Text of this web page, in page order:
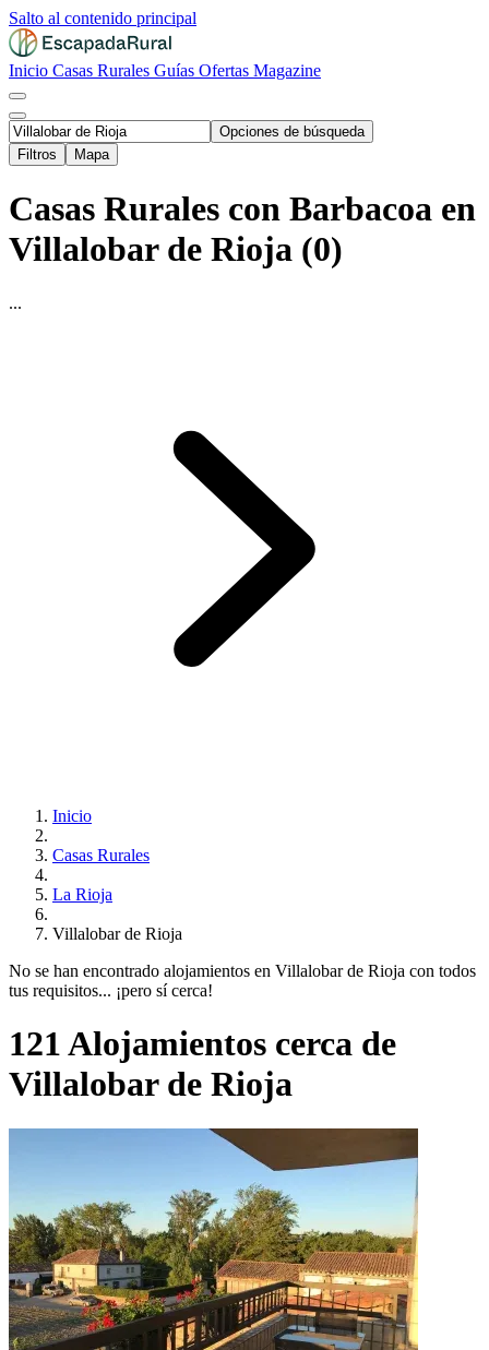
Salto al contenido principal
Inicio Casas Rurales Guías Ofertas Magazine
Opciones de búsqueda
Filtros
Mapa
Casas Rurales con Barbacoa en
Villalobar de Rioja (0)
...
Inicio
Casas Rurales
La Rioja
Villalobar de Rioja
No se han encontrado alojamientos en Villalobar de Rioja con todos
tus requisitos... ¡pero sí cerca!
121 Alojamientos cerca de
Villalobar de Rioja